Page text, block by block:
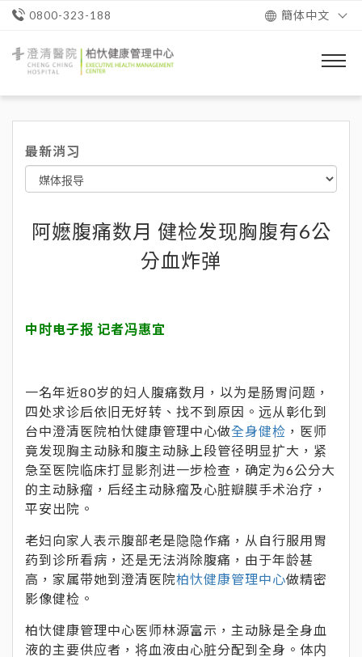
0800-323-188 簡体中文
清
院
最新消习
阿嬷腹痛数月 健检发现胸腹有6公
分血炸弹
中时电子报 记者冯惠宜
一名年近80岁的妇人腹痛数月，以为是肠胃问题，
四处求诊后依旧无好转、找不到原因。远从彰化到
台中澄清医院柏忕健康管理中心做全身健检 ，医师
竟发现胸主动脉和腹主动脉上段管径明显扩大，紧
急至医院临床打显影剂进一步检查，确定为6公分大
的主动脉瘤，后经主动脉瘤及心脏瓣膜手术治疗，
平安出院。
老妇向家人表示腹部老是隐隐作痛，从自行服用胃
药到诊所看病，还是无法消除腹痛，由于年龄甚
高，家属带她到澄清医院柏忕健康管理中心做精密
影像健检。
柏忕健康管理中心医师林源富示，主动脉是全身血
液的主要供应者，将血液由心脏分配到全身。体内